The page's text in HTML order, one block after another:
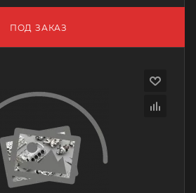
ПОД ЗАКАЗ